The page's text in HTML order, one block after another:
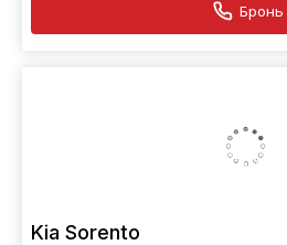
Бронь
Kia Sorento